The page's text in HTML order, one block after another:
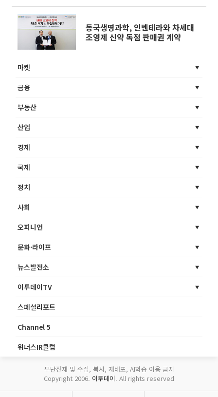
동국생명과학, 인벤테라와 차세대
조영제 신약 독점 판매권 계약
마켓
금융
부동산
산업
경제
국제
정치
사회
오피니언
문화·라이프
뉴스발전소
이투데이TV
스페셜리포트
Channel 5
위너스IR클럽
무단전재 및 수집, 복사, 재배포, AI학습 이용 금지
Copyright 2006. 이투데이. All rights reserved